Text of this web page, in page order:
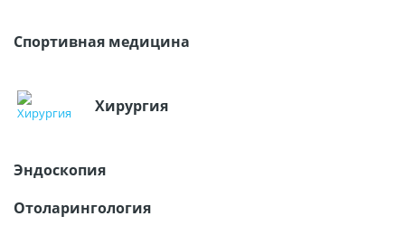
Спортивная медицина
Хирургия
Эндоскопия
Отоларингология